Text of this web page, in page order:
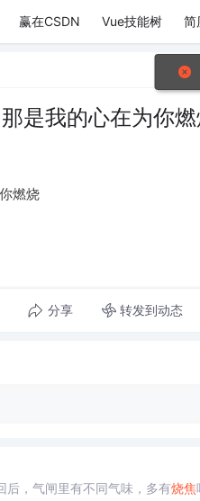
赢在CSDN Vue技能树 简
是我的心在为你
燃烧
分享 转发到动态
后，气闸里有不同气味，多有烧焦